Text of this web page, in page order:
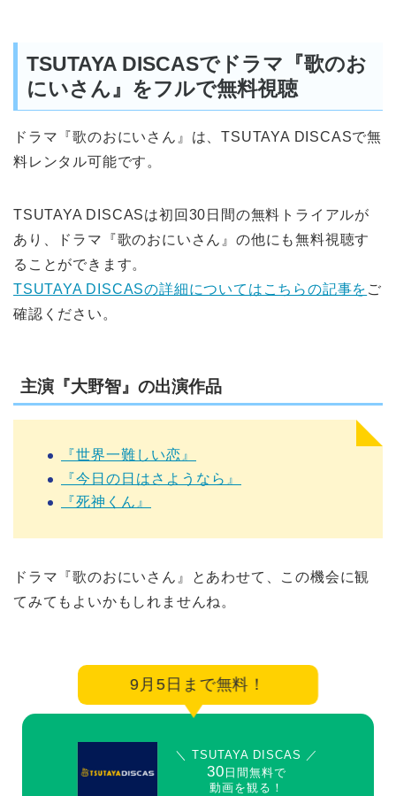
TSUTAYA DISCASでドラマ『歌のお
にいさん』をフルで無料視聴
ドラマ『歌のおにいさん』は、TSUTAYA DISCASで無
料レンタル可能です。
TSUTAYA DISCASは初回30日間の無料トライアルが
あり、ドラマ『歌のおにいさん』の他にも無料視聴す
ることができます。
TSUTAYA DISCASの詳細についてはこちらの記事を ご
確認ください。
主演『大野智』の出演作品
『世界一難しい恋』
『今日の日はさようなら』
『死神くん』
ドラマ『歌のおにいさん』とあわせて、この機会に観
てみてもよいかもしれませんね。
9月5日まで無料！
＼ TSUTAYA DISCAS ／
30 日間無料で
動画を観る！